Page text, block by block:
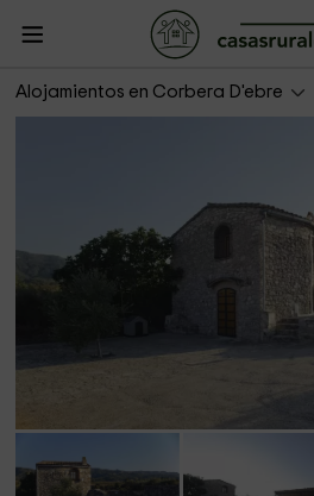
Alojamientos en Corbera D'ebre